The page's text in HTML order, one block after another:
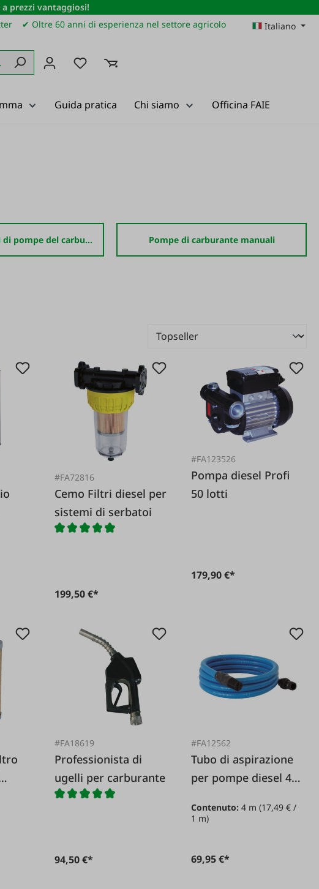
prezzi vantaggiosi!
✔ Oltre 60 anni di esperienza nel settore agricolo Italiano
Hai 0 articoli nella lista dei desideri
Guida pratica Chi siamo Officina FAIE
Serbatoi e sistemi di pompe del carburante Pompe di carburante manuali
#FA72816
Cemo Filtri diesel per
sistemi di serbatoi
199,50 €*
#FA123526
Pompa diesel Profi
50 lotti
179,90 €*
#FA18619
Professionista di
ugelli per carburante
94,50 €*
#FA12562
Tubo di aspirazione
per pompe diesel 4
Contenuto:4 m(17,49 € /
1 m)
69,95 €*